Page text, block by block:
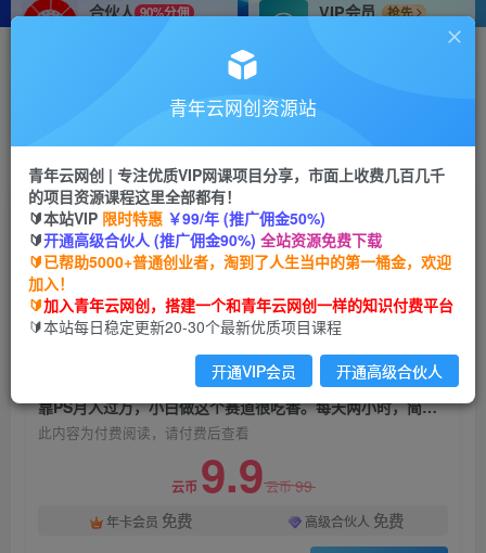
合伙人 90%分佣
VIP会员
抢先
搭建同款网站，自己当老板
首页 创业课程 会员免费 正文
靠PS月入过万，小白做这个赛道很吃香。每天两
小时，简单轻松且暴利【揭秘】
青年云网创
2年前发布
关注 私信
靠PS月入过万，小白做这个赛道很吃香。每天两小时，简单轻松且暴利【揭秘】
此内容为付费阅读，请付费后查看
云币 9.9云币99
年卡会员 免费 高级合伙人 免费
青年云网创资源站
青年云网创 | 专注优质VIP网课项目分享，市面上收费几百几千
的项目资源课程这里全部都有！
🔰本站VIP 限时特惠 ￥99/年 (推广佣金50%)
🔰开通高级合伙人 (推广佣金90%) 全站资源免费下载
🔰已帮助5000+普通创业者，淘到了人生当中的第一桶金，欢迎
加入！
🔰加入青年云网创，搭建一个和青年云网创一样的知识付费平台
🔰本站每日稳定更新20-30个最新优质项目课程
开通VIP会员 开通高级合伙人